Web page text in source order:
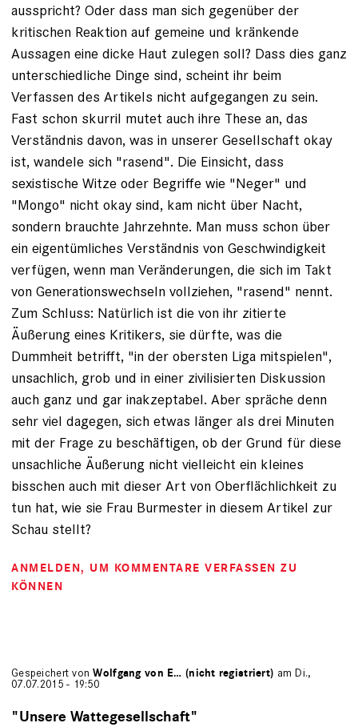
ausspricht? Oder dass man sich gegenüber der
kritischen Reaktion auf gemeine und kränkende
Aussagen eine dicke Haut zulegen soll? Dass dies ganz
unterschiedliche Dinge sind, scheint ihr beim
Verfassen des Artikels nicht aufgegangen zu sein.
Fast schon skurril mutet auch ihre These an, das
Verständnis davon, was in unserer Gesellschaft okay
ist, wandele sich "rasend". Die Einsicht, dass
sexistische Witze oder Begriffe wie "Neger" und
"Mongo" nicht okay sind, kam nicht über Nacht,
sondern brauchte Jahrzehnte. Man muss schon über
ein eigentümliches Verständnis von Geschwindigkeit
verfügen, wenn man Veränderungen, die sich im Takt
von Generationswechseln vollziehen, "rasend" nennt.
Zum Schluss: Natürlich ist die von ihr zitierte
Äußerung eines Kritikers, sie dürfte, was die
Dummheit betrifft, "in der obersten Liga mitspielen",
unsachlich, grob und in einer zivilisierten Diskussion
auch ganz und gar inakzeptabel. Aber spräche denn
sehr viel dagegen, sich etwas länger als drei Minuten
mit der Frage zu beschäftigen, ob der Grund für diese
unsachliche Äußerung nicht vielleicht ein kleines
bisschen auch mit dieser Art von Oberflächlichkeit zu
tun hat, wie sie Frau Burmester in diesem Artikel zur
Schau stellt?
ANMELDEN, UM KOMMENTARE VERFASSEN ZU
KÖNNEN
Gespeichert vonWolfgang von E… (nicht registriert) am Di.,
07.07.2015 - 19:50
"Unsere Wattegesellschaft"